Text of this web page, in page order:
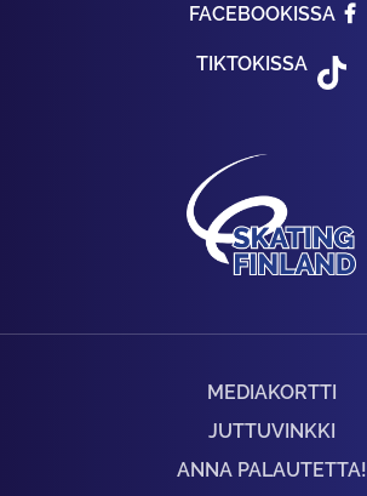
FACEBOOKISSA
TIKTOKISSA
MEDIAKORTTI
JUTTUVINKKI
ANNA PALAUTETTA!